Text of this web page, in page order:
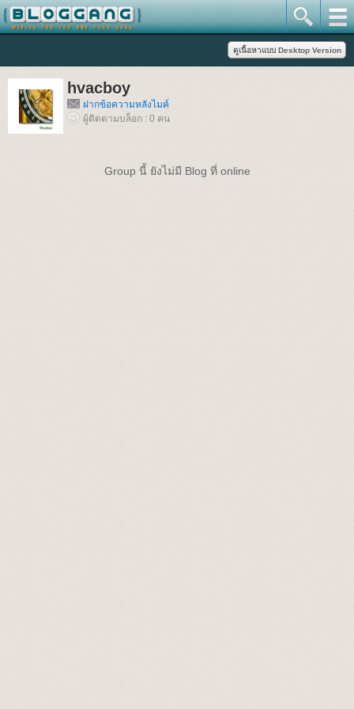
hvacboy
ฝากข้อความหลังไมค์
ผู้ติดตามบล็อก : 0 คน
Group นี้ ยังไม่มี Blog ที่ online